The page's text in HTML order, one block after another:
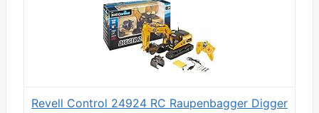
Revell Control 24924 RC Raupenbagger Digger